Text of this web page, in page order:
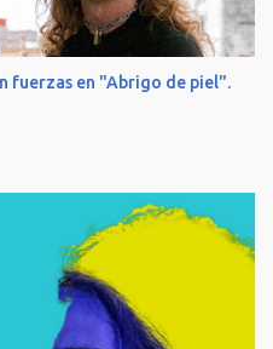
fuerzas en "Abrigo de piel".